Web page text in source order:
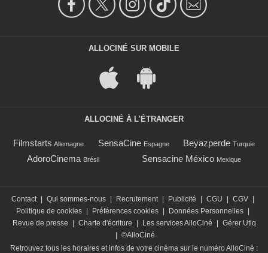
ALLOCINÉ SUR MOBILE
ALLOCINÉ À L'ÉTRANGER
Filmstarts Allemagne SensaCine Espagne Beyazperde Turquie
AdoroCinema Brésil Sensacine México Mexique
Contact Qui sommes-nous Recrutement Publicité CGU CGV
Politique de cookies
Préférences cookies Données Personnelles
Revue de presse
Charte d'écriture Les services AlloCiné
Gérer Utiq
©AlloCiné
Retrouvez tous les horaires et infos de votre cinéma sur le numéro AlloCiné :